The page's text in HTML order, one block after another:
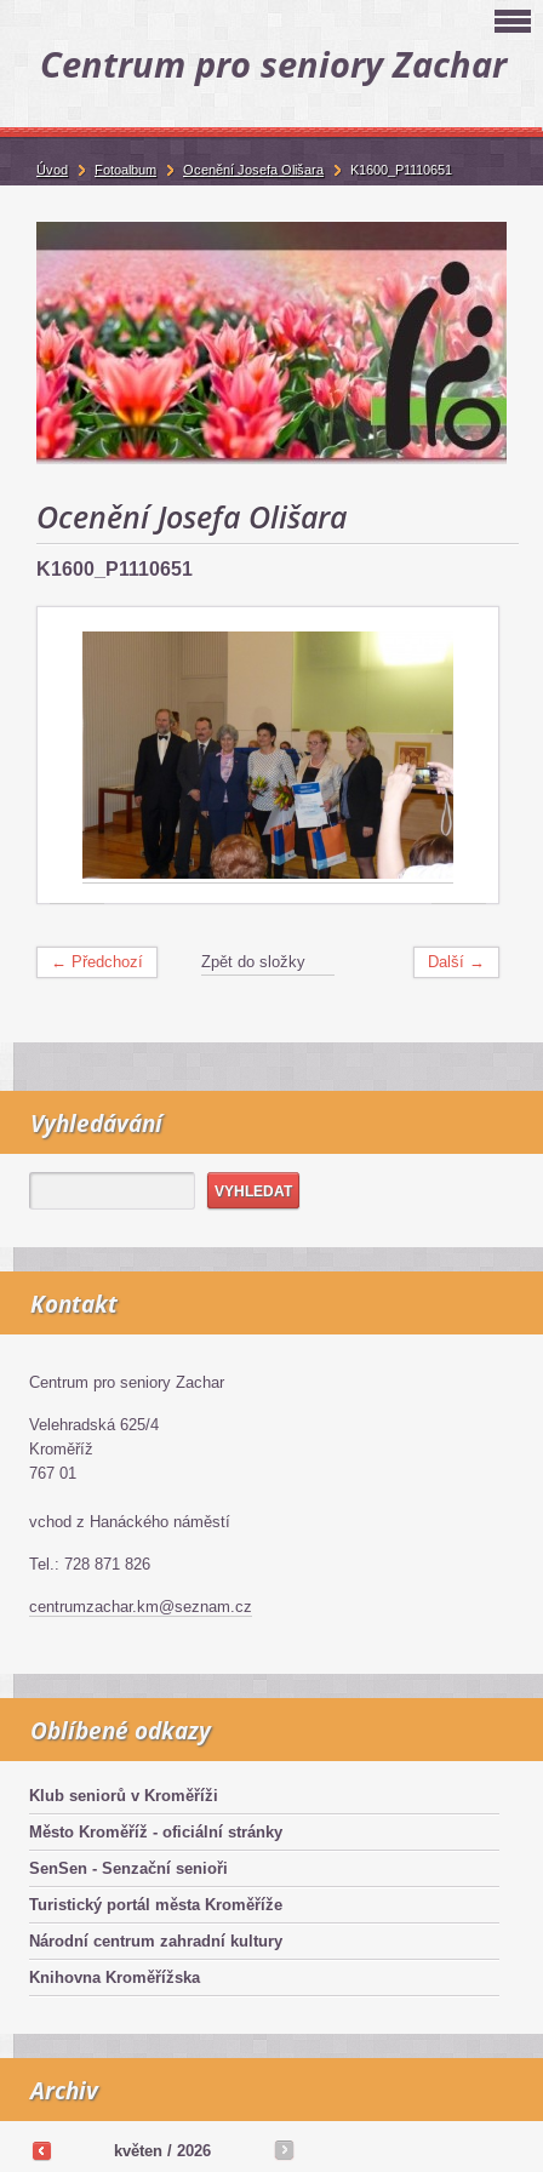
Centrum pro seniory Zachar
Ocenění Josefa Olišara
K1600_P1110651
← Předchozí Další →
Zpět do složky
Vyhledávání
Kontakt
Centrum pro seniory Zachar
Velehradská 625/4
Kroměříž
767 01
vchod z Hanáckého náměstí
Tel.: 728 871 826
centrumzachar.km@seznam.cz
Oblíbené odkazy
Klub seniorů v Kroměříži
Město Kroměříž - oficiální stránky
SenSen - Senzační senioři
Turistický portál města Kroměříže
Národní centrum zahradní kultury
Knihovna Kroměřížska
Archiv
květen / 2026
Úvod Fotoalbum Ocenění Josefa Olišara K1600_P1110651